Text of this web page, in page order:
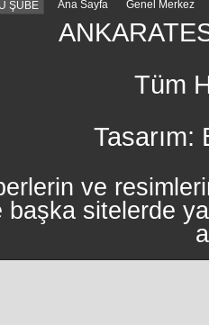
ŞUBE Ana Sayfa Genel Merkez
Tüm
Tasarım:
ve
başka sitelerde